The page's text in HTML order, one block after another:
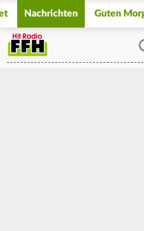
Nachrichten Guten